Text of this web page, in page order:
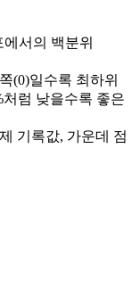
서의 백분위
(0)일수록 최하위
처럼 낮을수록 좋은
기록값, 가운데 점